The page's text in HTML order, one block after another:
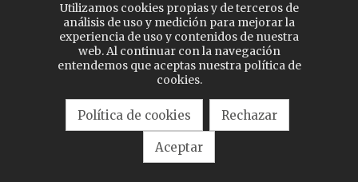
Utilizamos cookies propias y de terceros de
análisis de uso y medición para mejorar la
experiencia de uso y contenidos de nuestra
web. Al continuar con la navegación
entendemos que aceptas nuestra política de
cookies.
Política de cookies Rechazar
Aceptar